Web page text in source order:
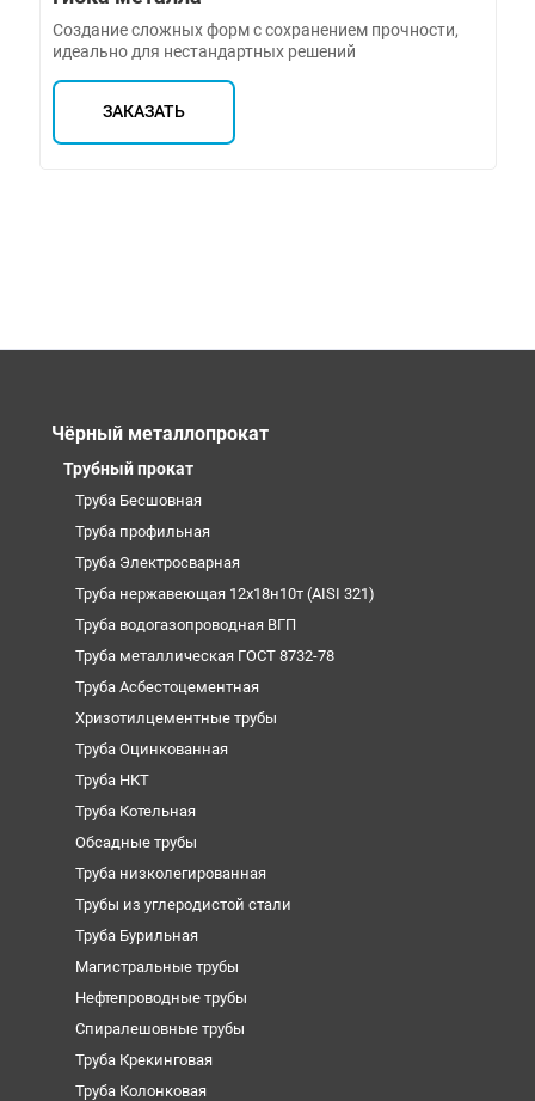
Создание сложных форм с сохранением прочности,
идеально для нестандартных решений
ЗАКАЗАТЬ
Чёрный металлопрокат
Трубный прокат
Труба Бесшовная
Труба профильная
Труба Электросварная
Труба нержавеющая 12х18н10т (AISI 321)
Труба водогазопроводная ВГП
Труба металлическая ГОСТ 8732-78
Труба Асбестоцементная
Хризотилцементные трубы
Труба Оцинкованная
Труба НКТ
Труба Котельная
Обсадные трубы
Труба низколегированная
Трубы из углеродистой стали
Труба Бурильная
Магистральные трубы
Нефтепроводные трубы
Спиралешовные трубы
Труба Крекинговая
Труба Колонковая